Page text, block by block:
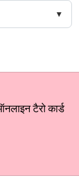
टैरो कार्ड